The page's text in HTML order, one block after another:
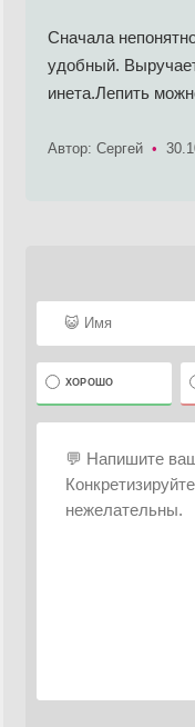
Сначала
удобный.
инета.Лепить
Автор: Сергей •
ХОРОШО